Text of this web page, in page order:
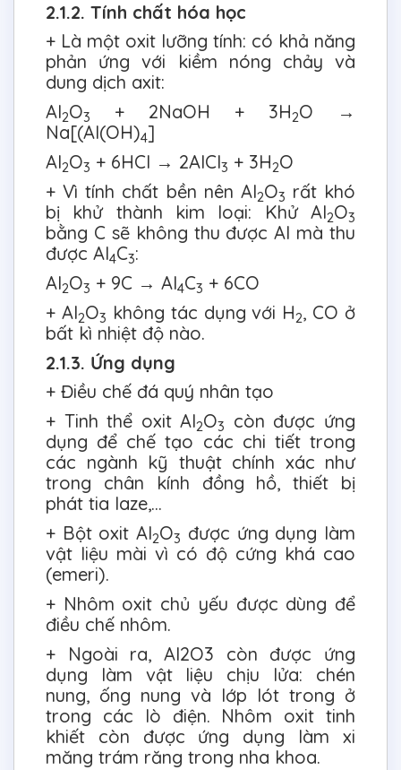
2.1.2. Tính chất hóa học
+ Là một oxit lưỡng tính: có khả năng
phản ứng với kiềm nóng chảy và
dung dịch axit:
Al2O3 + 2NaOH + 3H2O →
Na[(Al(OH)4]
Al2O3 + 6HCl → 2AlCl3 + 3H2O
+ Vì tính chất bền nên Al2O3 rất khó
bị khử thành kim loại: Khử Al2O3
bằng C sẽ không thu được Al mà thu
được Al4C3:
Al2O3 + 9C → Al4C3 + 6CO
+ Al2O3 không tác dụng với H2, CO ở
bất kì nhiệt độ nào.
2.1.3. Ứng dụng
+ Điều chế đá quý nhân tạo
+ Tinh thể oxit Al2O3
còn được ứng
dụng để chế tạo các chi tiết trong
các ngành kỹ thuật chính xác như
trong chân kính đồng hồ, thiết bị
phát tia laze,...
+ Bột oxit Al2O3 được ứng dụng làm
vật liệu mài vì có độ cứng khá cao
(emeri).
+ Nhôm oxit chủ yếu được dùng để
điều chế nhôm.
+ Ngoài ra, Al2O3 còn được ứng
dụng làm vật liệu chịu lửa: chén
nung, ống nung và lớp lót trong ở
trong các lò điện. Nhôm oxit tinh
khiết còn được ứng dụng làm xi
măng trám răng trong nha khoa.